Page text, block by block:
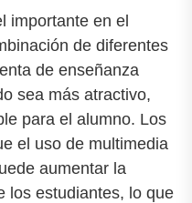
importante en el
de diferentes
de enseñanza
sea más atractivo,
para el alumno. Los
el uso de multimedia
aumentar la
los estudiantes, lo que